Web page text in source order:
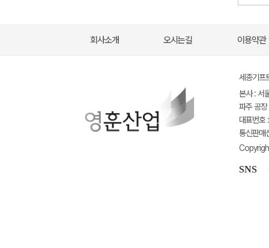
회사소개 오시는길 이용약관
세종기
본사 : 서
파주 공
대표번
통신판
SNS